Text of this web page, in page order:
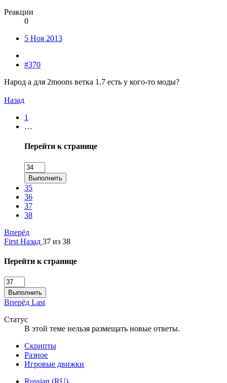
Реакции
0
5 Ноя 2013
#370
Народ а для 2moons ветка 1.7 есть у кого-то моды?
Назад
1
…
Перейти к странице
Выполнить
35
36
37
38
Вперёд
First Назад 37 из 38
Перейти к странице
Выполнить
Вперёд Last
Статус
В этой теме нельзя размещать новые ответы.
Скрипты
Разное
Игровые движки
Russian (RU)